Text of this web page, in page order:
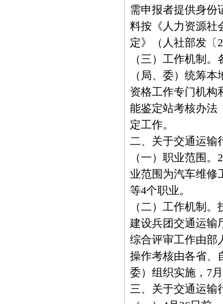
需申报者提供身份
料按《人力资源社
定》（人社部发〔
（三）工作机制
（局、委）统筹
资格工作专门机构
能鉴定站考核办法
定工作。
二、关于交通运输
（一）职业范围
业范围为汽车维修
等4个职业。
（二）工作机制
建设兵团交通运输
综合评审工作由部
操作考核由各省、
委）组织实施，7
三、关于交通运输